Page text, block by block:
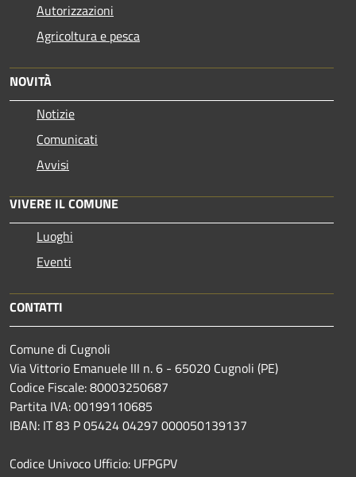
Autorizzazioni
Agricoltura e pesca
NOVITÀ
Notizie
Comunicati
Avvisi
VIVERE IL COMUNE
Luoghi
Eventi
CONTATTI
Comune di Cugnoli
Via Vittorio Emanuele III n. 6 - 65020 Cugnoli (PE)
Codice Fiscale: 80003250687
Partita IVA: 00199110685
IBAN: IT 83 P 05424 04297 000050139137
Codice Univoco Ufficio: UFPGPV